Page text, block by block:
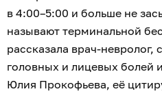
в 4:00–5:00 и больше не
называют терминальной
рассказала врач-невролог,
головных и лицевых болей
Юлия Прокофьева, её